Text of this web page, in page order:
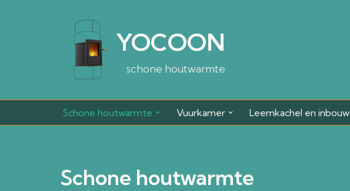
YOCOON
schone houtwarmte
Schone houtwarmte Vuurkamer Leemkachel en inbouw
Schone houtwarmte